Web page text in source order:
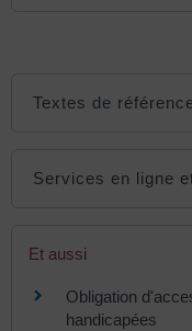
Textes de
Services en ligne
Et aussi
Obligation
handicapées